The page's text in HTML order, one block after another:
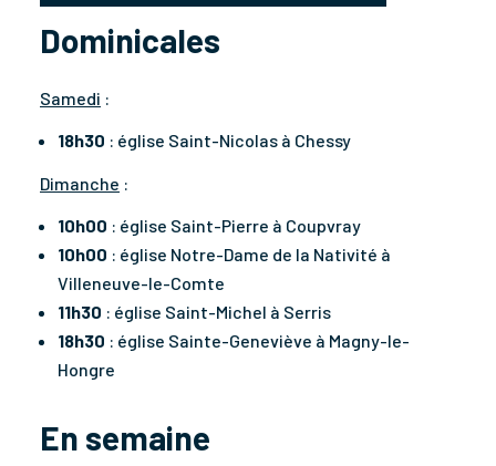
Dominicales
Samedi :
18h30 : église Saint-Nicolas à Chessy
Dimanche :
10h00 : église Saint-Pierre à Coupvray
10h00 : église Notre-Dame de la Nativité à
Villeneuve-le-Comte
11h30 : église Saint-Michel à Serris
18h30 : église Sainte-Geneviève à Magny-le-
Hongre
En semaine